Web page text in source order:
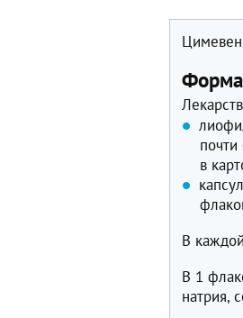
Цимевен
Форма
в
В
В 1
натрия,